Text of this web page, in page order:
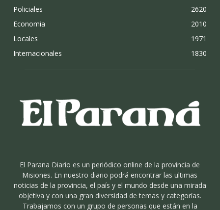
Policiales
2620
Economia
2010
Locales
1971
Internacionales
1830
El Parana Diario es un periódico online de la provincia de
Misiones. En nuestro diario podrá encontrar las ultimas
noticias de la provincia, el país y el mundo desde una mirada
objetiva y con una gran diversidad de temas y categorías.
Trabajamos con un grupo de personas que están en la